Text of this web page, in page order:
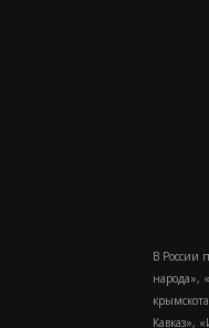
В России
народа»,
Кавказ»,